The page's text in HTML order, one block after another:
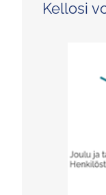
Kellosi